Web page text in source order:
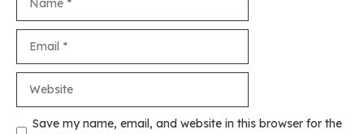
Save my name, email, and website in this browser for the